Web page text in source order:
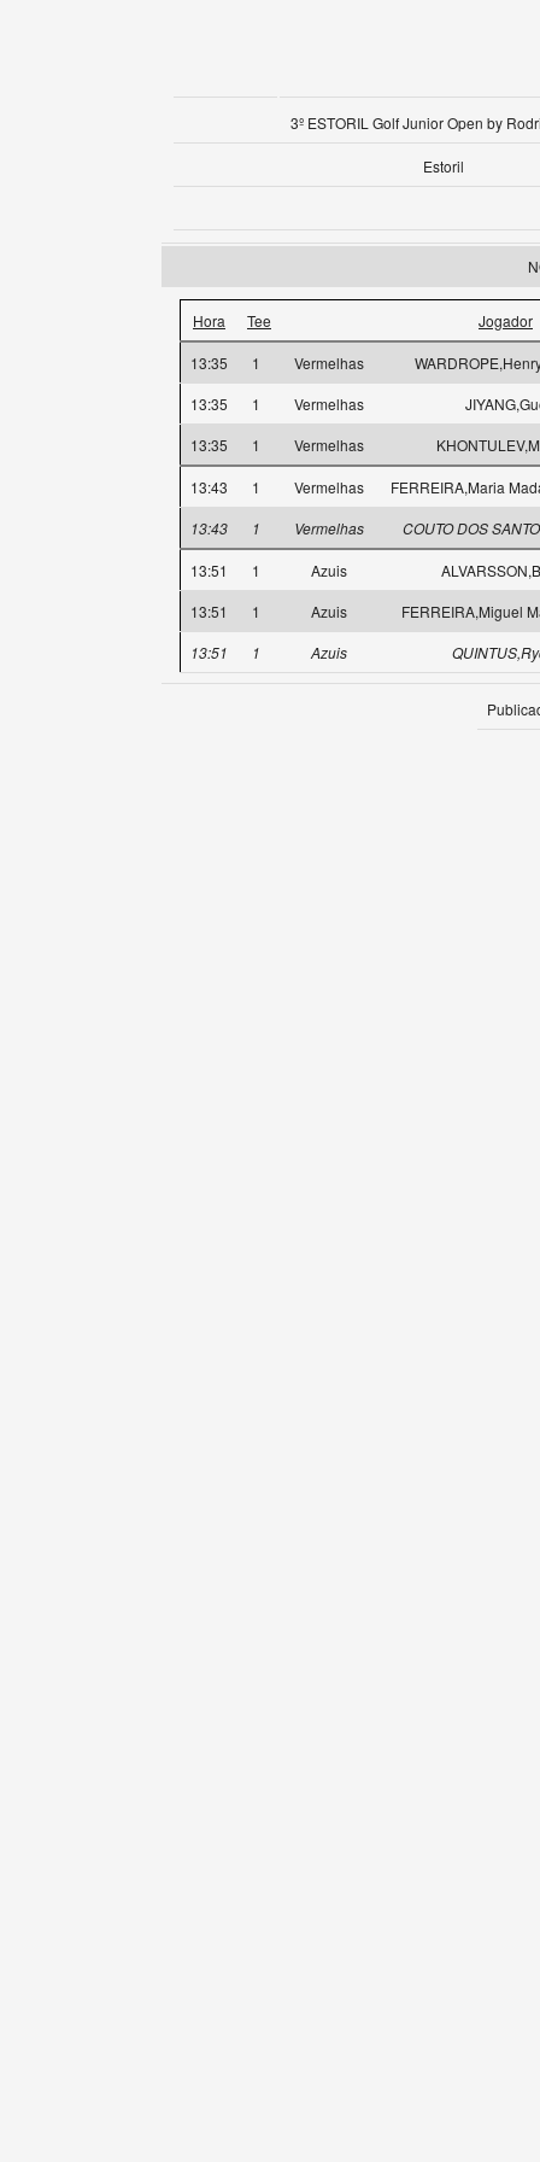
3º ESTORIL Golf Junior Open by
Estoril
Hora Tee Jogador
13:35 1 Vermelhas
13:35
1 Vermelhas
13:35
1 Vermelhas
13:43 1 Vermelhas
FERREIRA,Maria
13:43
1 Vermelhas COUTO DOS
13:51 1 Azuis
13:51
1 Azuis
FERREIRA,Miguel
13:51
1 Azuis